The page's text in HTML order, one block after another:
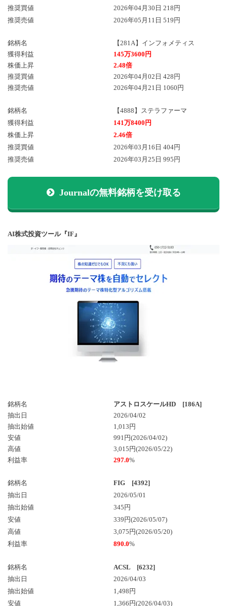
推奨買値
2026年04月30日 218円
推奨売値
2026年05月11日 519円
銘柄名
【281A】インフォメティス
獲得利益
145万3600円
株価上昇
2.48倍
推奨買値
2026年04月02日 428円
推奨売値
2026年04月21日 1060円
銘柄名
【4888】ステラファーマ
獲得利益
141万8400円
株価上昇
2.46倍
推奨買値
2026年03月16日 404円
推奨売値
2026年03月25日 995円
Journalの無料銘柄を受け取る
AI株式投資ツール『IF』
銘柄名
アストロスケールHD [186A]
抽出日
2026/04/02
抽出始値
1,013円
安値
991円(2026/04/02)
高値
3,015円(2026/05/22)
利益率
297.0%
銘柄名
FIG [4392]
抽出日
2026/05/01
抽出始値
345円
安値
339円(2026/05/07)
高値
3,075円(2026/05/20)
利益率
890.0%
銘柄名
ACSL [6232]
抽出日
2026/04/03
抽出始値
1,498円
安値
1,366円(2026/04/03)